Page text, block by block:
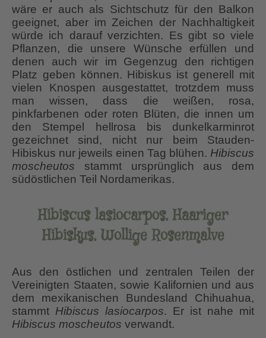
wäre er auch als Sichtschutz für den Balkon
geeignet, aber im Zeichen der Nachhaltigkeit
würde ich darauf verzichten. Es gibt so viele
Pflanzen, die unsere Wünsche erfüllen und
denen auch wir im Gegenzug den richtigen
Platz geben können. Hibiskus ist generell mit
vielen Knospen ausgestattet, trotzdem muss
man wissen, dass die weißen, rosa,
pinkfarbenen oder roten Blüten, die innen um
den Stempel hellrosa bis dunkelkarminrot
gezeichnet sind, nicht nur beim Stauden-
Hibiskus nur jeweils einen Tag blühen. Hibiscus
moscheutos stammt ursprünglich aus dem
südöstlichen Teil Nordamerikas.
Hibiscus lasiocarpos, Haariger
Hibiskus, Wollige Rosenmalve
Aus den östlichen und zentralen Teilen der
Vereinigten Staaten, sowie Kalifornien und aus
dem mexikanischen Bundesland Chihuahua,
stammt Hibiscus lasiocarpos. Er ist nahe mit
Hibiscus moscheutos verwandt.